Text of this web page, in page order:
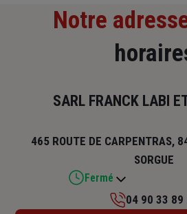
Notre
SARL FRANCK LABI
465 ROUTE DE CARPENTRAS,
SORGUE
Fermé
04 90 33 89